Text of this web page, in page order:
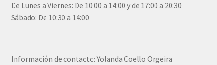
De Lunes a Viernes: De 10:00 a 14:00 y de 17:00 a 20:30
Sábado: De 10:30 a 14:00
Información de contacto: Yolanda Coello Orgeira